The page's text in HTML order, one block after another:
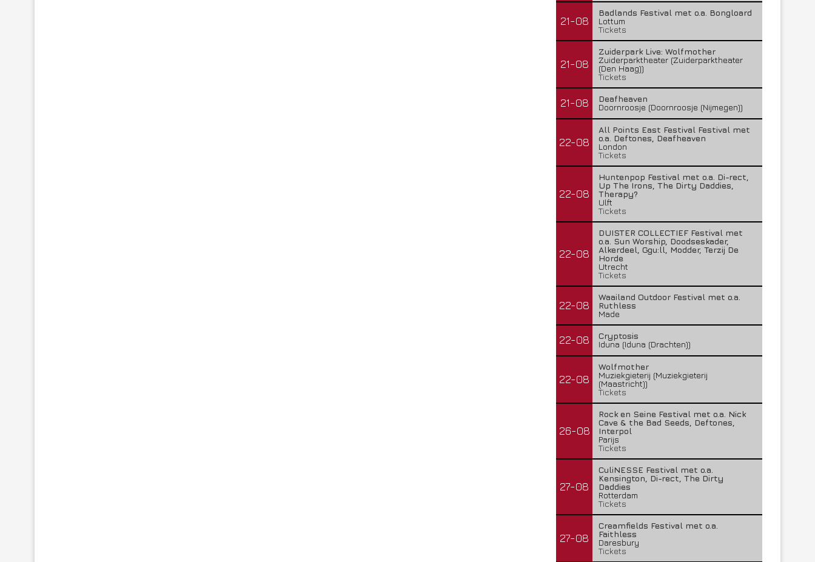
21-08
Badlands Festival met o.a. Bongloard
Lottum
Tickets
21-08
Zuiderpark Live: Wolfmother
Zuiderparktheater (Zuiderparktheater
(Den Haag))
Tickets
21-08
Deafheaven
Doornroosje (Doornroosje (Nijmegen))
22-08
All Points East Festival Festival met
o.a. Deftones, Deafheaven
London
Tickets
22-08
Huntenpop Festival met o.a. Di-rect,
Up The Irons, The Dirty Daddies,
Therapy?
Ulft
Tickets
22-08
DUISTER COLLECTIEF Festival met
o.a. Sun Worship, Doodseskader,
Alkerdeel, Ggu:ll, Modder, Terzij De
Horde
Utrecht
Tickets
22-08
Waailand Outdoor Festival met o.a.
Ruthless
Made
22-08
Cryptosis
Iduna (Iduna (Drachten))
22-08
Wolfmother
Muziekgieterij (Muziekgieterij
(Maastricht))
Tickets
26-08
Rock en Seine Festival met o.a. Nick
Cave & the Bad Seeds, Deftones,
Interpol
Parijs
Tickets
27-08
CuliNESSE Festival met o.a.
Kensington, Di-rect, The Dirty
Daddies
Rotterdam
Tickets
27-08
Creamfields Festival met o.a.
Faithless
Daresbury
Tickets